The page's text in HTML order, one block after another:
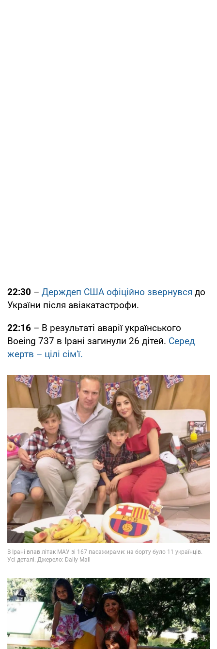
22:30 – Держдеп США офіційно звернувся до
України після авіакатастрофи.
22:16 – В результаті аварії українського
Boeing 737 в Ірані загинули 26 дітей. Серед
жертв – цілі сім'ї.